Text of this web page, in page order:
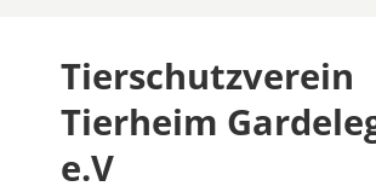
Tierschutzverein
Tierheim
e.V